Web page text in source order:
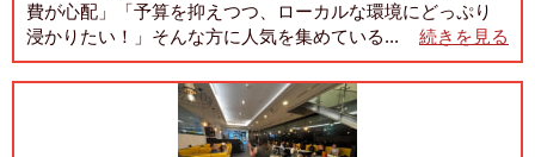
費が心配」「予算を抑えつつ、ローカルな環境にどっぷり
浸かりたい！」そんな方に人気を集めている...
続きを見る